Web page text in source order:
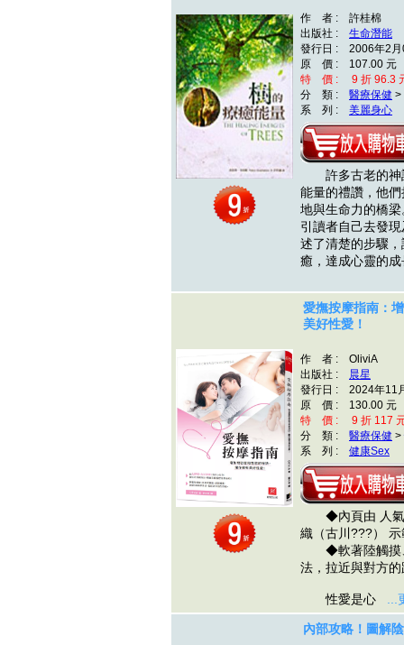
作 者 : 許桂棉
出版社 : 生命潛能
發行日 : 2006年2月
原 價 : 107.00 元
特 價 : 9 折 96.3
分 類 : 醫療保健 >
系 列 : 美麗身心
許多古老的神
能量的禮讚，他
地與生命力的橋
引讀者自己去發
述了清楚的步驟
癒，達成心靈的
愛撫按摩指南：
美好性愛！
作 者 : OliviA
出版社 : 晨星
發行日 : 2024年11
原 價 : 130.00 元
特 價 : 9 折 117
分 類 : 醫療保健 >
系 列 : 健康Sex
◆內頁由 人氣
織（古川???）
◆軟著陸觸摸、
法，拉近與對方
性愛是心
內部攻略！圖解